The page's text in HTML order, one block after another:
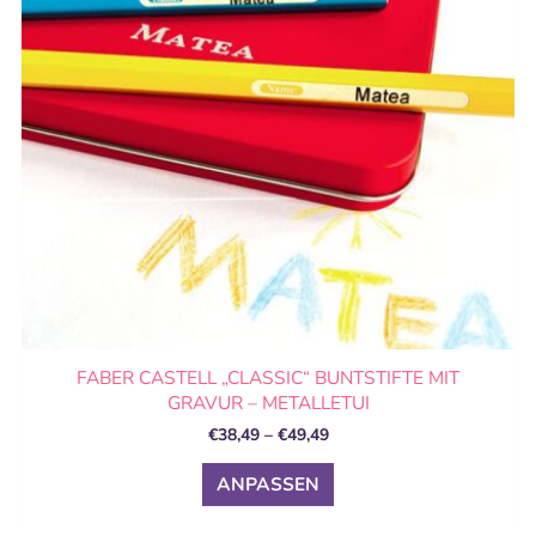
FABER CASTELL „CLASSIC“ BUNTSTIFTE MIT
GRAVUR – METALLETUI
€38,49 – €49,49
ANPASSEN
Die
können
auf
der
Produktseite
gewählt
werden